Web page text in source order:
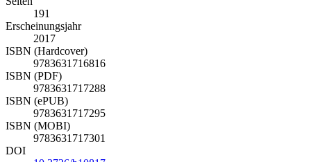
191
Erscheinungsjahr
2017
ISBN (Hardcover)
9783631716816
ISBN (PDF)
9783631717288
ISBN (ePUB)
9783631717295
ISBN (MOBI)
9783631717301
DOI